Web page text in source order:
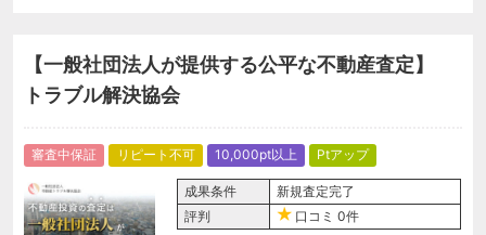
【一般社団法人が提供する公平な不動産査定】
トラブル解決協会
審査中保証 リピート不可 10,000pt以上 Ptアップ
成果条件
新規査定完了
評判
口コミ 0件